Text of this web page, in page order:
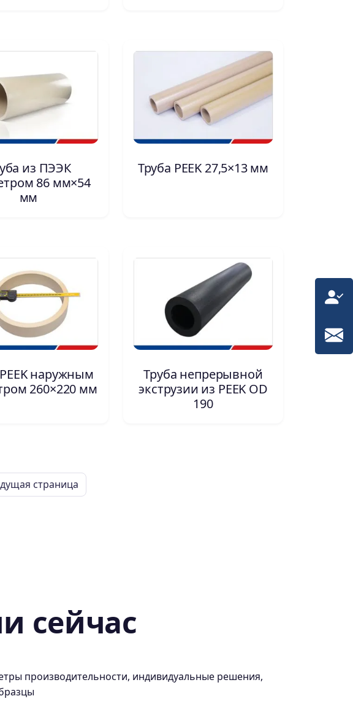
из ПЭЭК
86 мм×54
мм
Труба PEEK 27,5×13 мм
наружным
260×220 мм
Труба непрерывной
экструзии из PEEK OD
190
страница
сейчас
производительности, индивидуальные решения,